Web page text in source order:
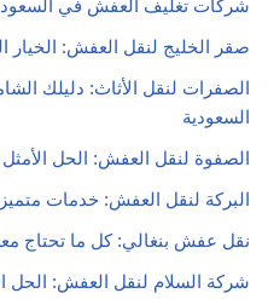
شركات تغليف العفش في
صقر الخليج لنقل العفش: الخيار
الصفرات لنقل الأثاث: دليلك
السعودية
الصفوة لنقل العفش: الحل
البركة لنقل العفش: خدمات
نقل عفش بنغالي: كل ما تحتاج
شركة السلام لنقل العفش: الحل